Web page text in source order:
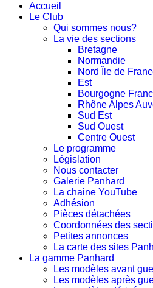
Accueil
Le Club
Qui sommes nous?
La vie des sections
Bretagne
Normandie
Nord Île de
Est
Bourgogne
Rhône Alpes
Sud Est
Sud Ouest
Centre Ouest
Le programme
Législation
Nous contacter
Galerie Panhard
La chaine YouTube
Adhésion
Pièces détachées
Coordonnées des
Petites annonces
La carte des sites
La gamme Panhard
Les modèles avant
Les modèles après